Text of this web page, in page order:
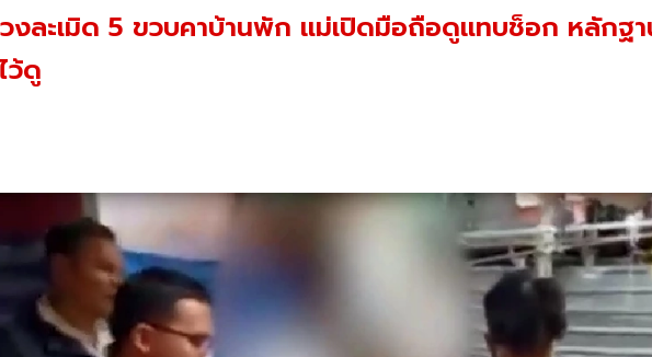
งละเมิด 5 ขวบคาบ้านพัก แม่เปิดมือถือดูแทบช็อก หลัก
ว้ดู